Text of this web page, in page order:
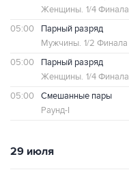
Женщины. 1/4 Финала
05:00
Парный разряд
Мужчины. 1/2 Финала
05:00
Парный разряд
Женщины. 1/4 Финала
05:00
Смешанные пары
Раунд-I
29 июля